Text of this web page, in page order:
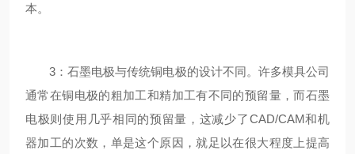
本。
3：石墨电极与传统铜电极的设计不同。许多模具公司
通常在铜电极的粗加工和精加工有不同的预留量，而石墨
电极则使用几乎相同的预留量，这减少了CAD/CAM和机
器加工的次数，单是这个原因，就足以在很大程度上提高